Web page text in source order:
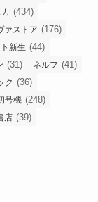
(434)
ァストア (176)
新生 (44)
(31) ネルフ (41)
ク (36)
号機 (248)
店 (39)